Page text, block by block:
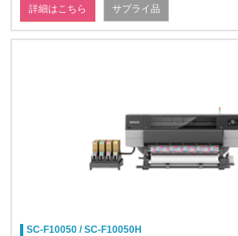
詳細はこちら サプライ品
SC-F10050 / SC-F10050H